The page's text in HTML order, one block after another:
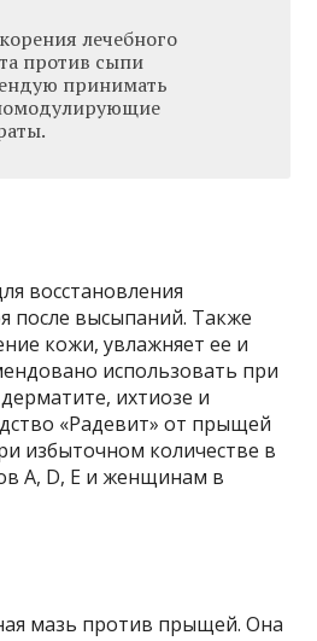
лечебного
против сыпи
принимать
восстановления
после высыпаний. Также
кожи, увлажняет ее и
использовать при
ихтиозе и
«Радевит» от прыщей
избыточном количестве в
А, D, E и женщинам в
мазь против прыщей. Она